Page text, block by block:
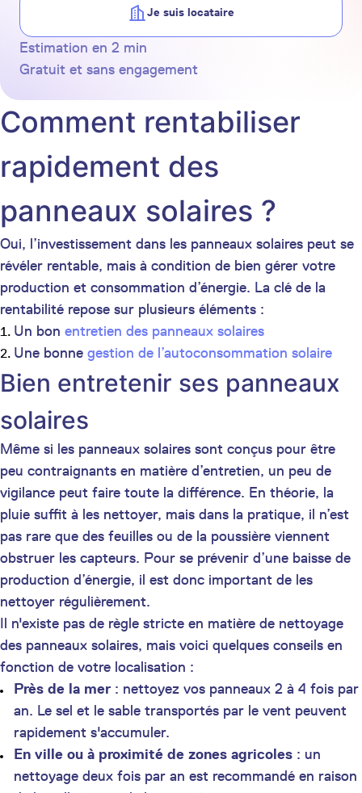
Je suis locataire
Estimation en 2 min
Gratuit et sans engagement
Comment rentabiliser
rapidement des
panneaux solaires ?
Oui, l’investissement dans les panneaux solaires peut se
révéler rentable, mais à condition de bien gérer votre
production et consommation d’énergie. La clé de la
rentabilité repose sur plusieurs éléments :
Un bon entretien des panneaux solaires
Une bonne gestion de l’autoconsommation solaire
Bien entretenir ses panneaux
solaires
Même si les panneaux solaires sont conçus pour être
peu contraignants en matière d’entretien, un peu de
vigilance peut faire toute la différence. En théorie, la
pluie suffit à les nettoyer, mais dans la pratique, il n’est
pas rare que des feuilles ou de la poussière viennent
obstruer les capteurs. Pour se prévenir d’une baisse de
production d’énergie, il est donc important de les
nettoyer régulièrement.
Il n'existe pas de règle stricte en matière de nettoyage
des panneaux solaires, mais voici quelques conseils en
fonction de votre localisation :
Près de la mer : nettoyez vos panneaux 2 à 4 fois par
an. Le sel et le sable transportés par le vent peuvent
rapidement s'accumuler.
En ville ou à proximité de zones agricoles : un
nettoyage deux fois par an est recommandé en raison